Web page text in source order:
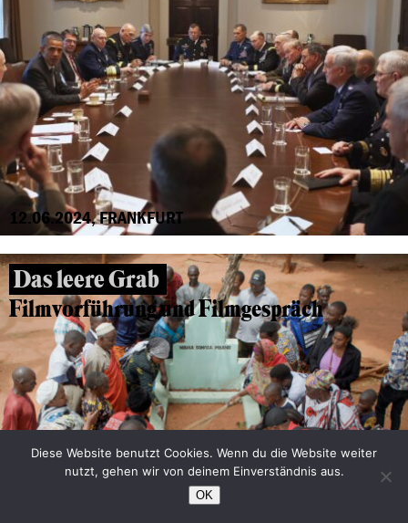
12.06.2024, FRANKFURT
Das leere Grab
Filmvorführung und Filmgespräch
Diese Website benutzt Cookies. Wenn du die Website weiter
nutzt, gehen wir von deinem Einverständnis aus.
OK